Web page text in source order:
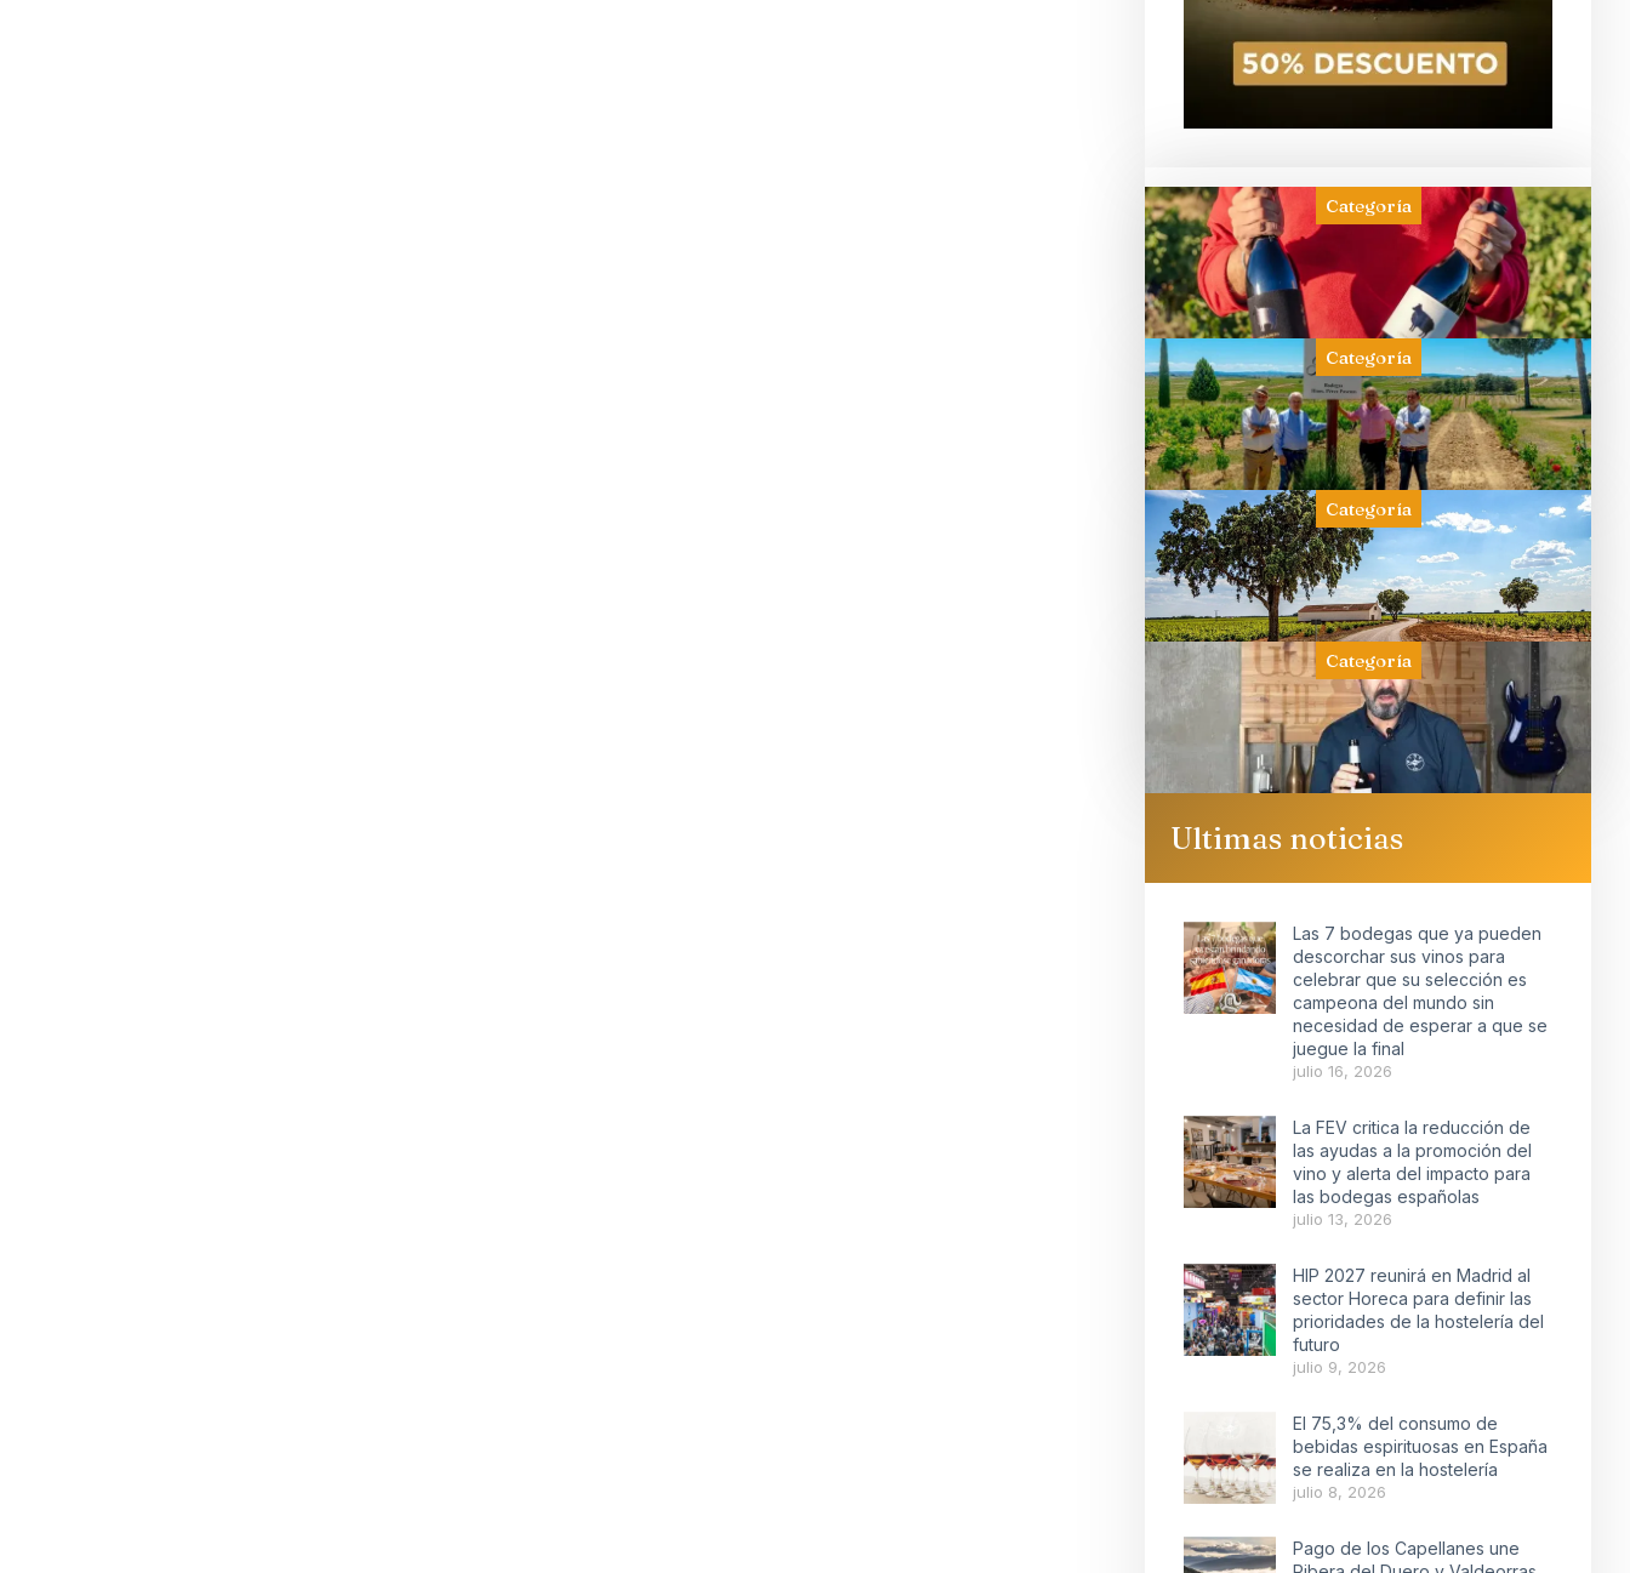
Categoría
Categoría
Categoría
Categoría
Ultimas noticias
Las 7 bodegas que ya pueden
descorchar sus vinos para
celebrar que su selección es
campeona del mundo sin
necesidad de esperar a que se
juegue la final
julio 16, 2026
La FEV critica la reducción de
las ayudas a la promoción del
vino y alerta del impacto para
las bodegas españolas
julio 13, 2026
HIP 2027 reunirá en Madrid al
sector Horeca para definir las
prioridades de la hostelería del
futuro
julio 9, 2026
El 75,3% del consumo de
bebidas espirituosas en España
se realiza en la hostelería
julio 8, 2026
Pago de los Capellanes une